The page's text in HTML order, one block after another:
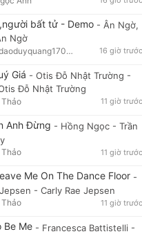
bất tử - Demo - Ân Ngờ,
Ngờ
nguyendaoduyquang17021 16 giờ trước
Giá - Otis Đỗ Nhật Trường -
Đỗ Nhật Trường
Thảo 11 giờ trước
Anh Đừng - Hồng Ngọc - Trần
Thảo 11 giờ trước
Me On The Dance Floor -
- Carly Rae Jepsen
Thảo 11 giờ trước
Be Me - Francesca Battistelli -